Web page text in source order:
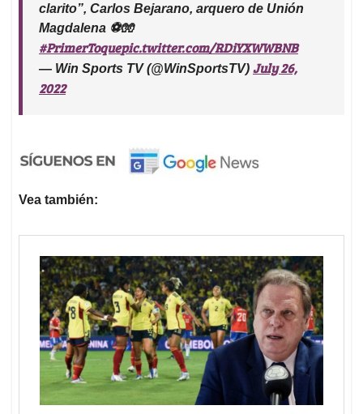
clarito”, Carlos Bejarano, arquero de Unión
Magdalena ⚽🧤
#PrimerToquepic.twitter.com/RDiYXWWBNB
— Win Sports TV (@WinSportsTV) July 26,
2022
Vea también: